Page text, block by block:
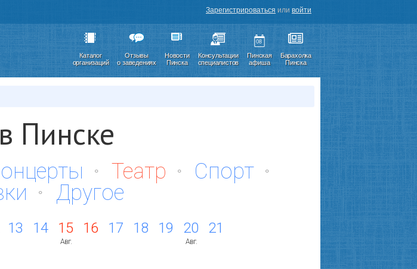
Зарегистрироваться или войти
Каталог
организаций
Отзывы
о заведениях
Новости
Пинска
Консультации
специалистов
08
Пинская
афиша
Барахолка
Пинска
Пинске
Театр
Спорт
Другое
13 14 15
Авг.
16 17 18 19 20
Авг.
21